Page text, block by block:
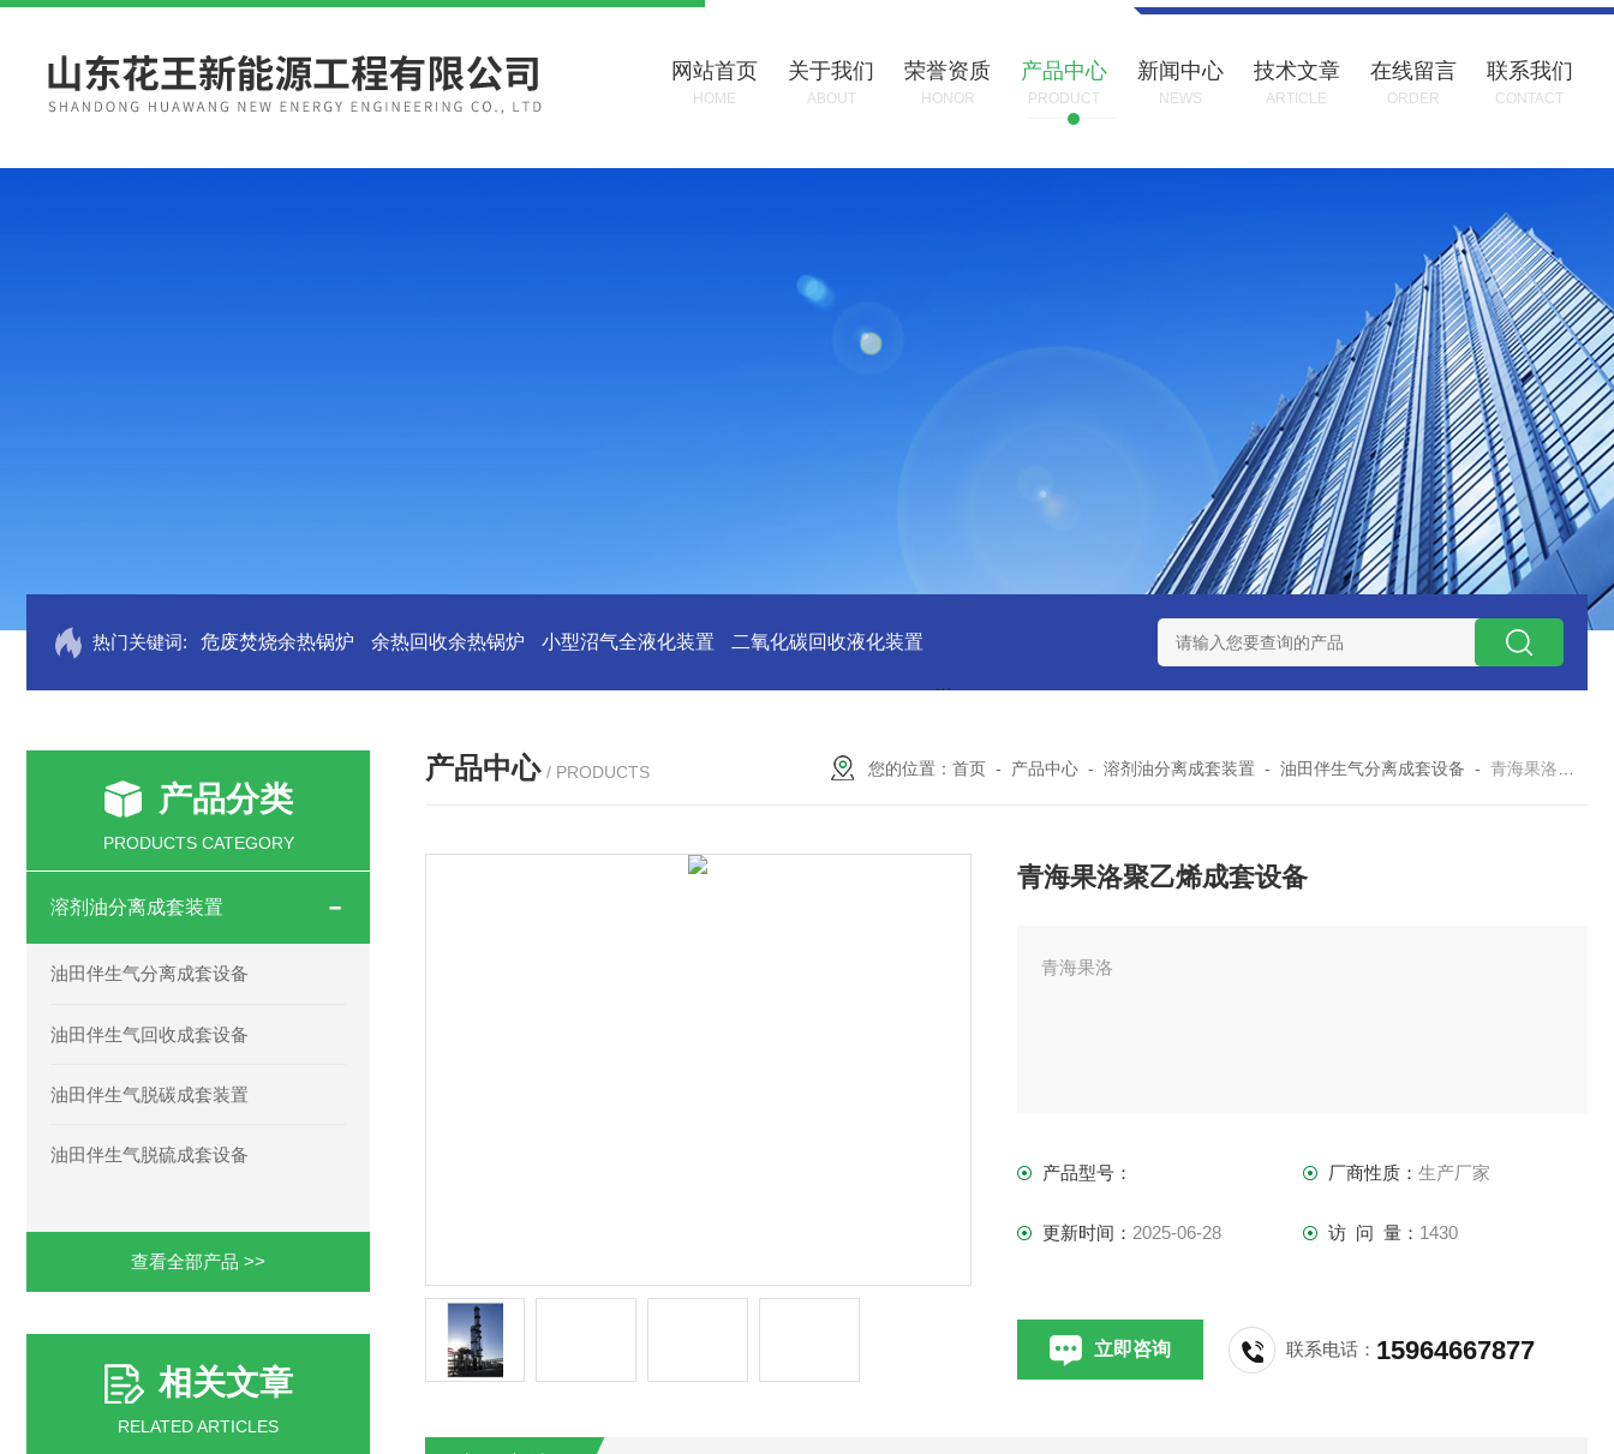
网站首页
HOME
关于我们
ABOUT
荣誉资质
HONOR
产品中心
PRODUCT
新闻中心
NEWS
技术文章
ARTICLE
在线留言
ORDER
联系我们
CONTACT
热门关键词: 危废焚烧余热锅炉 余热回收余热锅炉 小型沼气全液化装置 二氧化碳回收液化装置 2万吨二氧化碳捕集液化装置 3万吨-100万吨撬装式煤层气脱酸气设备
产品分类
PRODUCTS CATEGORY
溶剂油分离成套装置
油田伴生气分离成套设备
油田伴生气回收成套设备
油田伴生气脱碳成套装置
油田伴生气脱硫成套设备
查看全部产品 >>
相关文章
RELATED ARTICLES
产品中心 / PRODUCTS 您的位置：首页 - 产品中心 -溶剂油分离成套装置 -油田伴生气分离成套设备 -青海果洛聚乙烯成套设备
青海果洛聚乙烯成套设备
青海果洛
产品型号： 厂商性质： 生产厂家
更新时间： 2025-06-28 访 问 量： 1430
立即咨询 联系电话： 15964667877